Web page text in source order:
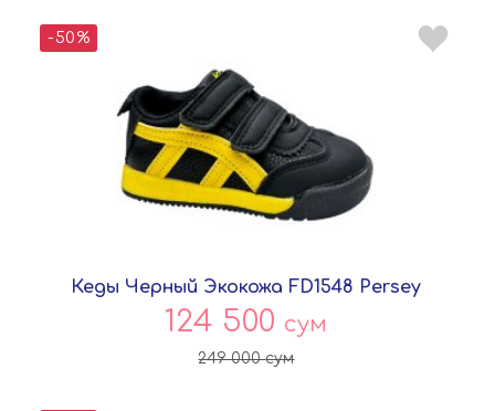
-50%
Кеды Черный Экокожа FD1548 Persey
124 500 сум
249 000сум